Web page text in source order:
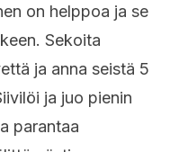
on helppoa ja se
Sekoita
ja anna seistä 5
ja juo pienin
parantaa